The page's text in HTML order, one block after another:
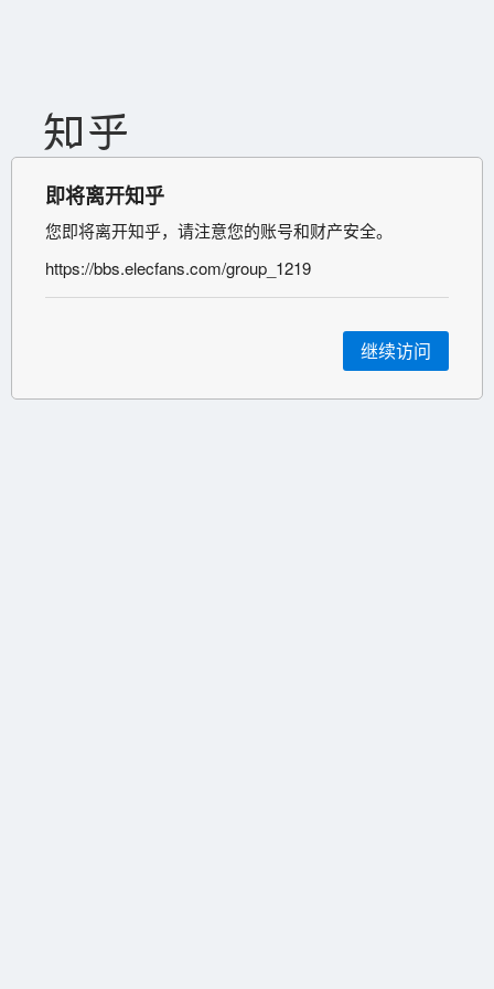
即将离开知乎
您即将离开知乎，请注意您的账号和财产安全。
https://bbs.elecfans.com/group_1219
继续访问